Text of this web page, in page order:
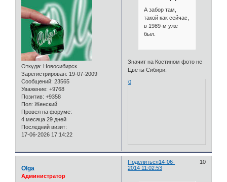
Откуда: Новосибирск
Зарегистрирован: 19-07-2009
Сообщений: 23565
Уважение: +9768
Позитив: +9358
Пол: Женский
Провел на форуме:
4 месяца 29 дней
Последний визит:
17-06-2026 17:14:22
А забор там,
такой как сейчас,
в 1989-м уже
был.
Значит на Костином фото не
Цветы Сибири.
0
Поделиться 10
14-06-
2014 11:02:53
Olga
Администратор